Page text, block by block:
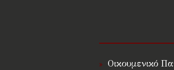
Οικουμενικό